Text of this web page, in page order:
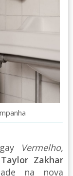
Vermelho,
Taylor Zakhar
na nova